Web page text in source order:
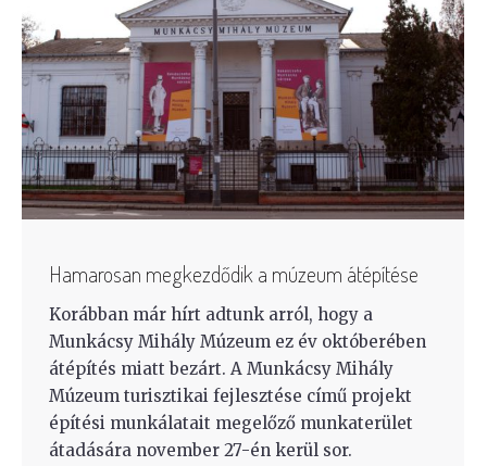
Hamarosan megkezdődik a múzeum átépítése
Korábban már hírt adtunk arról, hogy a
Munkácsy Mihály Múzeum ez év októberében
átépítés miatt bezárt. A Munkácsy Mihály
Múzeum turisztikai fejlesztése című projekt
építési munkálatait megelőző munkaterület
átadására november 27-én kerül sor.